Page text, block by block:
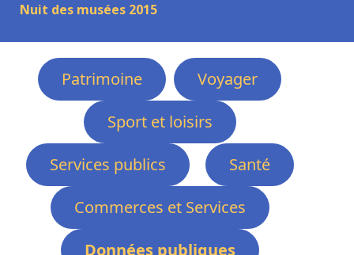
Nuit des musées 2015
Patrimoine
Voyager
Sport et loisirs
Services publics
Santé
Commerces et Services
Données publiques